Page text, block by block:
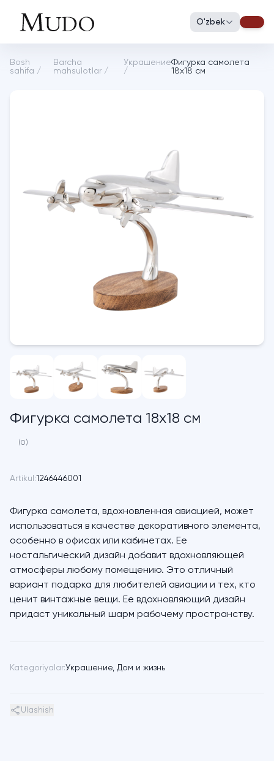
O'zbek
Bosh
sahifa /
Barcha
mahsulotlar /
Украшение
/
Фигурка самолета
18х18 см
Фигурка самолета 18х18 см
(0)
Artikul:1246446001
Фигурка самолета, вдохновленная авиацией, может
использоваться в качестве декоративного элемента,
особенно в офисах или кабинетах. Ее
ностальгический дизайн добавит вдохновляющей
атмосферы любому помещению. Это отличный
вариант подарка для любителей авиации и тех, кто
ценит винтажные вещи. Ее вдохновляющий дизайн
придаст уникальный шарм рабочему пространству.
Kategoriyalar:Украшение, Дом и жизнь
Ulashish